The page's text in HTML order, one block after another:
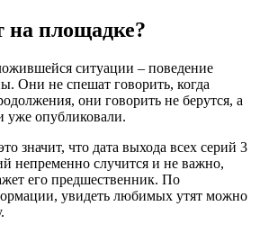
на площадке?
ситуации – поведение
Они не спешат говорить, когда
они говорить не берутся, а
уже опубликовали.
значит, что дата выхода всех серий 3
непременно случится и не важно,
его предшественник. По
увидеть любимых утят можно